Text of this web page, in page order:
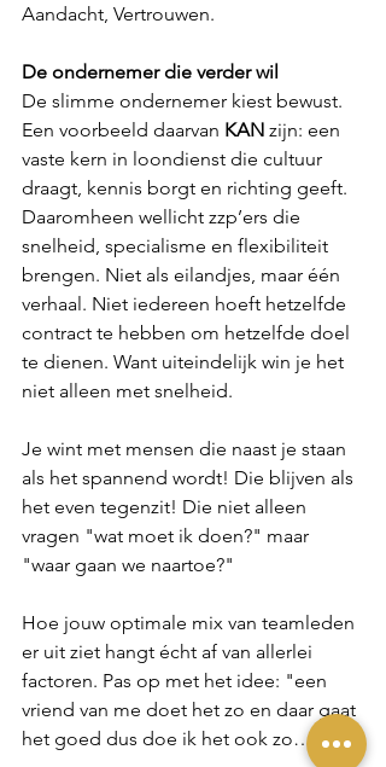
Aandacht, Vertrouwen.
De ondernemer die verder wil
De slimme ondernemer kiest bewust.
Een voorbeeld daarvan KAN zijn: een
vaste kern in loondienst die cultuur
draagt, kennis borgt en richting geeft.
Daaromheen wellicht zzp’ers die
snelheid, specialisme en flexibiliteit
brengen. Niet als eilandjes, maar één
verhaal. Niet iedereen hoeft hetzelfde
contract te hebben om hetzelfde doel
te dienen. Want uiteindelijk win je het
niet alleen met snelheid.
Je wint met mensen die naast je staan
als het spannend wordt! Die blijven als
het even tegenzit! Die niet alleen
vragen "wat moet ik doen?" maar
"waar gaan we naartoe?"
Hoe jouw optimale mix van teamleden
er uit ziet hangt écht af van allerlei
factoren. Pas op met het idee: "een
vriend van me doet het zo en daar gaat
het goed dus doe ik het ook zo…"